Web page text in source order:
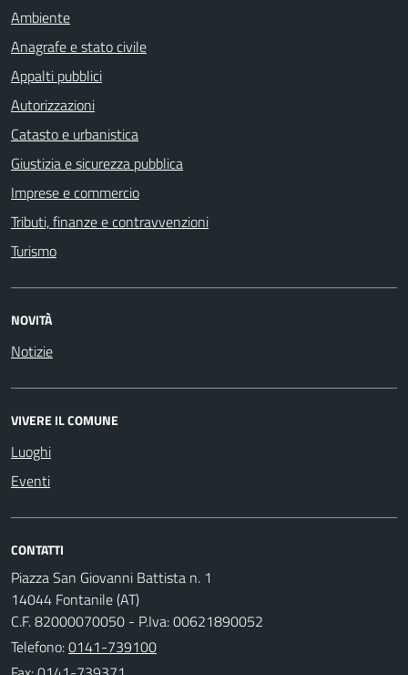
Ambiente
Anagrafe e stato civile
Appalti pubblici
Autorizzazioni
Catasto e urbanistica
Giustizia e sicurezza pubblica
Imprese e commercio
Tributi, finanze e contravvenzioni
Turismo
NOVITÀ
Notizie
VIVERE IL COMUNE
Luoghi
Eventi
CONTATTI
Piazza San Giovanni Battista n. 1
14044 Fontanile (AT)
C.F. 82000070050 - P.Iva: 00621890052
Telefono:0141-739100